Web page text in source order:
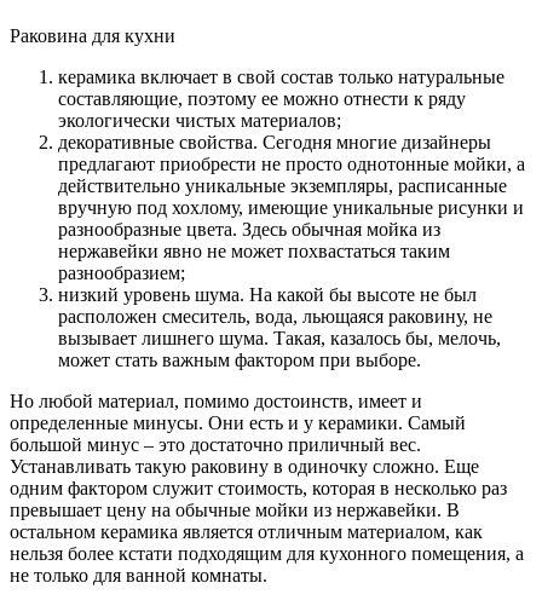
Раковина для кухни
керамика включает в свой состав только натуральные
составляющие, поэтому ее можно отнести к ряду
экологически чистых материалов;
декоративные свойства. Сегодня многие дизайнеры
предлагают приобрести не просто однотонные мойки, а
действительно уникальные экземпляры, расписанные
вручную под хохлому, имеющие уникальные рисунки и
разнообразные цвета. Здесь обычная мойка из
нержавейки явно не может похвастаться таким
разнообразием;
низкий уровень шума. На какой бы высоте не был
расположен смеситель, вода, льющаяся раковину, не
вызывает лишнего шума. Такая, казалось бы, мелочь,
может стать важным фактором при выборе.
Но любой материал, помимо достоинств, имеет и
определенные минусы. Они есть и у керамики. Самый
большой минус – это достаточно приличный вес.
Устанавливать такую раковину в одиночку сложно. Еще
одним фактором служит стоимость, которая в несколько раз
превышает цену на обычные мойки из нержавейки. В
остальном керамика является отличным материалом, как
нельзя более кстати подходящим для кухонного помещения, а
не только для ванной комнаты.